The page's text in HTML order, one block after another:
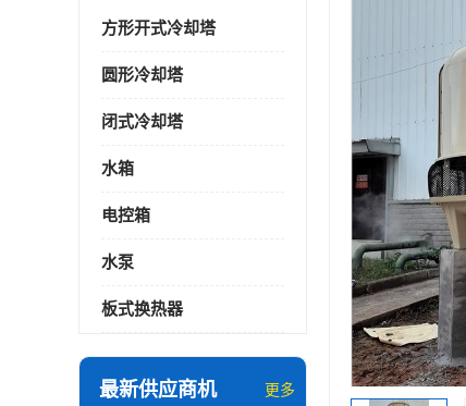
方形开式冷却塔
圆形冷却塔
闭式冷却塔
水箱
电控箱
水泵
板式换热器
最新供应商机 更多